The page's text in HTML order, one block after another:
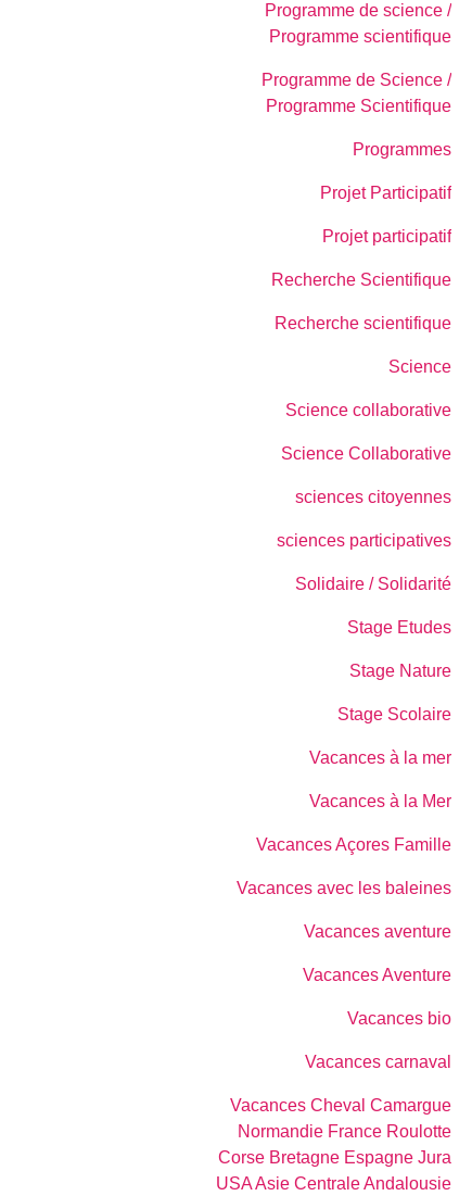
Programme de science /
Programme scientifique
Programme de Science /
Programme Scientifique
Programmes
Projet Participatif
Projet participatif
Recherche Scientifique
Recherche scientifique
Science
Science collaborative
Science Collaborative
sciences citoyennes
sciences participatives
Solidaire / Solidarité
Stage Etudes
Stage Nature
Stage Scolaire
Vacances à la mer
Vacances à la Mer
Vacances Açores Famille
Vacances avec les baleines
Vacances aventure
Vacances Aventure
Vacances bio
Vacances carnaval
Vacances Cheval Camargue
Normandie France Roulotte
Corse Bretagne Espagne Jura
USA Asie Centrale Andalousie